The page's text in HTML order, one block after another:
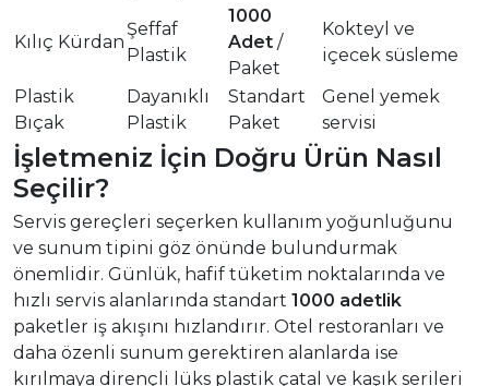
Kılıç Kürdan
Şeffaf
Plastik
1000
Adet /
Paket
Kokteyl ve
içecek süsleme
Plastik
Bıçak
Dayanıklı
Plastik
Standart
Paket
Genel yemek
servisi
İşletmeniz İçin Doğru Ürün Nasıl
Seçilir?
Servis gereçleri seçerken kullanım yoğunluğunu
ve sunum tipini göz önünde bulundurmak
önemlidir. Günlük, hafif tüketim noktalarında ve
hızlı servis alanlarında standart 1000 adetlik
paketler iş akışını hızlandırır. Otel restoranları ve
daha özenli sunum gerektiren alanlarda ise
kırılmaya dirençli lüks plastik çatal ve kaşık serileri